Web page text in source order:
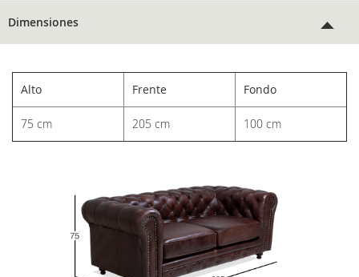
Dimensiones
Alto Frente Fondo
75 cm 205 cm 100 cm